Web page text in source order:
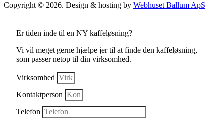
Copyright © 2026. Design & hosting by Webhuset Ballum ApS
Er tiden inde til en NY kaffeløsning?
Vi vil meget gerne hjælpe jer til at finde den kaffeløsning,
som passer netop til din virksomhed.
Virksomhed
Kontaktperson
Telefon